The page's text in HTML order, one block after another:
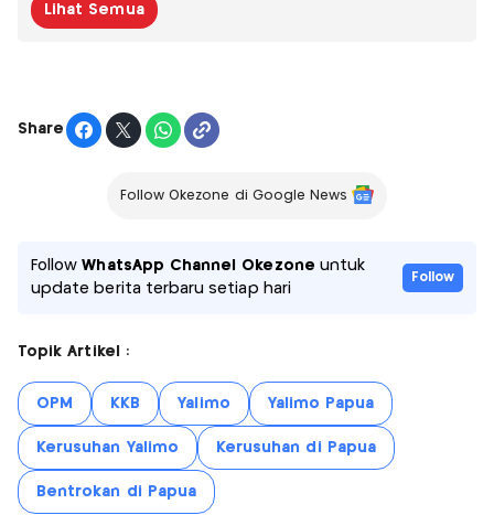
Lihat Semua
Share
Follow Okezone di Google News
FollowWhatsApp Channel Okezone untuk
update berita terbaru setiap hari
Follow
Topik Artikel :
OPM KKB Yalimo Yalimo Papua
Kerusuhan Yalimo Kerusuhan di Papua
Bentrokan di Papua